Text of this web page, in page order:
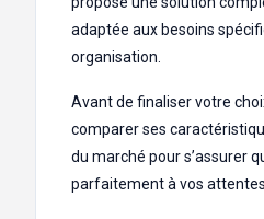
adaptée aux besoins
organisation.
Avant de finaliser votre
comparer ses
du marché pour s’assurer
parfaitement à vos